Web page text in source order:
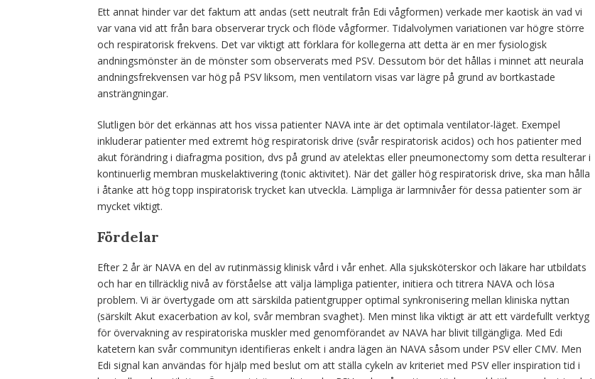
Ett annat hinder var det faktum att andas (sett neutralt från Edi vågformen) verkade mer kaotisk än vad vi
var vana vid att från bara observerar tryck och flöde vågformer. Tidalvolymen variationen var högre större
och respiratorisk frekvens. Det var viktigt att förklara för kollegerna att detta är en mer fysiologisk
andningsmönster än de mönster som observerats med PSV. Dessutom bör det hållas i minnet att neurala
andningsfrekvensen var hög på PSV liksom, men ventilatorn visas var lägre på grund av bortkastade
ansträngningar.
Slutligen bör det erkännas att hos vissa patienter NAVA inte är det optimala ventilator-läget. Exempel
inkluderar patienter med extremt hög respiratorisk drive (svår respiratorisk acidos) och hos patienter med
akut förändring i diafragma position, dvs på grund av atelektas eller pneumonectomy som detta resulterar i
kontinuerlig membran muskelaktivering (tonic aktivitet). När det gäller hög respiratorisk drive, ska man hålla
i åtanke att hög topp inspiratorisk trycket kan utveckla. Lämpliga är larmnivåer för dessa patienter som är
mycket viktigt.
Fördelar
Efter 2 år är NAVA en del av rutinmässig klinisk vård i vår enhet. Alla sjuksköterskor och läkare har utbildats
och har en tillräcklig nivå av förståelse att välja lämpliga patienter, initiera och titrera NAVA och lösa
problem. Vi är övertygade om att särskilda patientgrupper optimal synkronisering mellan kliniska nyttan
(särskilt Akut exacerbation av kol, svår membran svaghet). Men minst lika viktigt är att ett värdefullt verktyg
för övervakning av respiratoriska muskler med genomförandet av NAVA har blivit tillgängliga. Med Edi
katetern kan svår communityn identifieras enkelt i andra lägen än NAVA såsom under PSV eller CMV. Men
Edi signal kan användas för hjälp med beslut om att ställa cykeln av kriteriet med PSV eller inspiration tid i